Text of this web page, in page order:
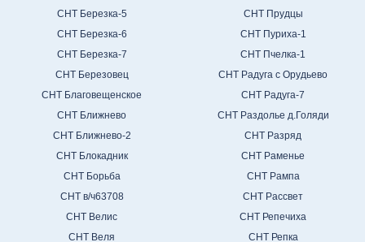
СНТ Березка-5
СНТ Березка-6
СНТ Березка-7
СНТ Березовец
СНТ Благовещенское
СНТ Ближнево
СНТ Ближнево-2
СНТ Блокадник
СНТ Борьба
СНТ в/ч63708
СНТ Велис
СНТ Веля
СНТ Прудцы
СНТ Пуриха-1
СНТ Пчелка-1
СНТ Радуга с Орудьево
СНТ Радуга-7
СНТ Раздолье д.Голяди
СНТ Разряд
СНТ Раменье
СНТ Рампа
СНТ Рассвет
СНТ Репечиха
СНТ Репка